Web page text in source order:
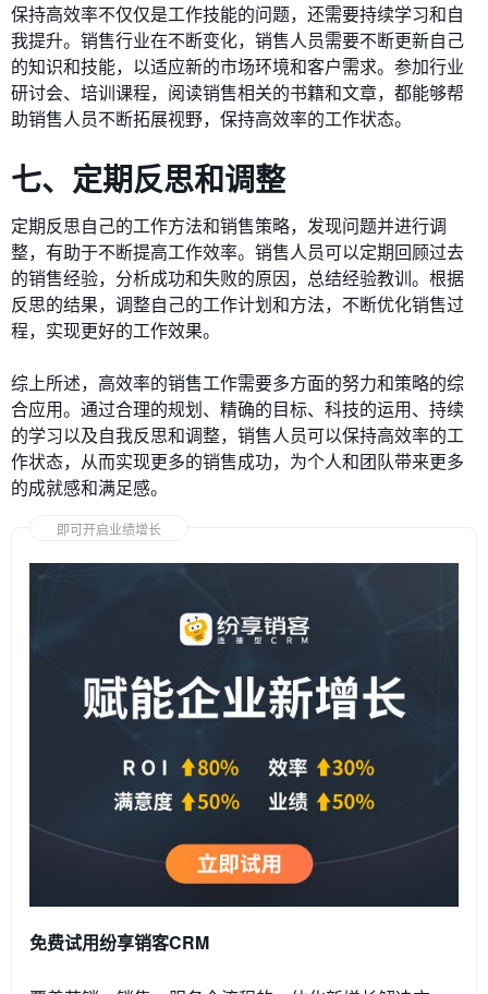
保持高效率不仅仅是工作技能的问题，还需要持续学习和自
我提升。销售行业在不断变化，销售人员需要不断更新自己
的知识和技能，以适应新的市场环境和客户需求。参加行业
研讨会、培训课程，阅读销售相关的书籍和文章，都能够帮
助销售人员不断拓展视野，保持高效率的工作状态。
七、定期反思和调整
定期反思自己的工作方法和销售策略，发现问题并进行调
整，有助于不断提高工作效率。销售人员可以定期回顾过去
的销售经验，分析成功和失败的原因，总结经验教训。根据
反思的结果，调整自己的工作计划和方法，不断优化销售过
程，实现更好的工作效果。
综上所述，高效率的销售工作需要多方面的努力和策略的综
合应用。通过合理的规划、精确的目标、科技的运用、持续
的学习以及自我反思和调整，销售人员可以保持高效率的工
作状态，从而实现更多的销售成功，为个人和团队带来更多
的成就感和满足感。
即可开启业绩增长
免费试用纷享销客CRM